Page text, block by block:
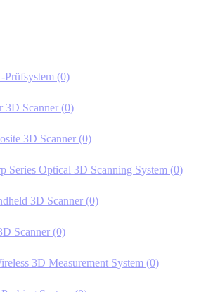
Prüfsystem (0)
3D Scanner (0)
3D Scanner (0)
Series Optical 3D Scanning System (0)
3D Scanner (0)
Scanner (0)
3D Measurement System (0)